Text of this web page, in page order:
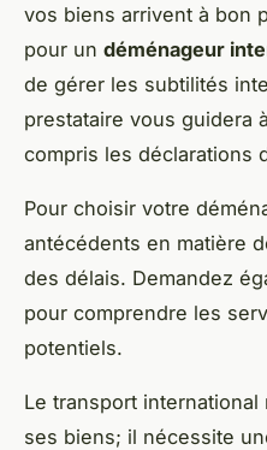
vos biens arrivent à bon
pour un déménageur
de gérer les subtilités
prestataire vous guidera
compris les déclarations
Pour choisir votre
antécédents en matière
des délais. Demandez
pour comprendre les
potentiels.
Le transport international
ses biens; il nécessite